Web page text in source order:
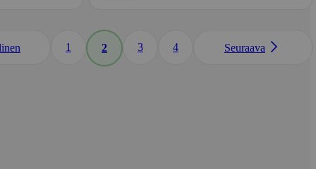
1 2 3 4 Seuraava